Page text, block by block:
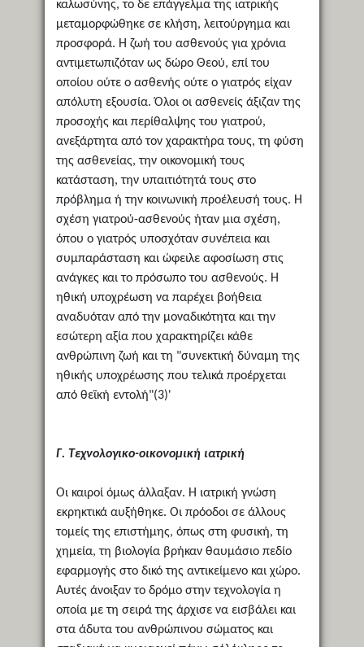
καλωσύνης, το δε επάγγελμα της ιατρικής
μεταμορφώθηκε σε κλήση, λειτούργημα και
προσφορά. Η ζωή του ασθενούς για χρόνια
αντιμετωπιζόταν ως δώρο Θεού, επί του
οποίου ούτε ο ασθενής ούτε ο γιατρός είχαν
απόλυτη εξουσία. Όλοι οι ασθενείς άξιζαν της
προσοχής και περίθαλψης του γιατρού,
ανεξάρτητα από τον χαρακτήρα τους, τη φύση
της ασθενείας, την οικονομική τους
κατάσταση, την υπαιτιότητά τους στο
πρόβλημα ή την κοινωνική προέλευσή τους. Η
σχέση γιατρού-ασθενούς ήταν μια σχέση,
όπου ο γιατρός υποσχόταν συνέπεια και
συμπαράσταση και ώφειλε αφοσίωση στις
ανάγκες και το πρόσωπο του ασθενούς. Η
ηθική υποχρέωση να παρέχει βοήθεια
αναδυόταν από την μοναδικότητα και την
εσώτερη αξία που χαρακτηρίζει κάθε
ανθρώπινη ζωή και τη "συνεκτική δύναμη της
ηθικής υποχρέωσης που τελικά προέρχεται
από θεϊκή εντολή"(3)'
Γ. Τεχνολογικο-οικονομική ιατρική
Οι καιροί όμως άλλαξαν. Η ιατρική γνώση
εκρηκτικά αυξήθηκε. Οι πρόοδοι σε άλλους
τομείς της επιστήμης, όπως στη φυσική, τη
χημεία, τη βιολογία βρήκαν θαυμάσιο πεδίο
εφαρμογής στο δικό της αντικείμενο και χώρο.
Αυτές άνοιξαν το δρόμο στην τεχνολογία η
οποία με τη σειρά της άρχισε να εισβάλει και
στα άδυτα του ανθρώπινου σώματος και